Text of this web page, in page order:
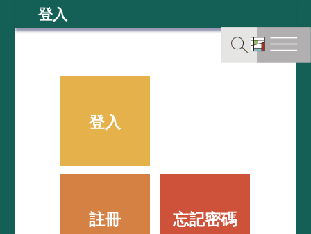
登入
登入
註冊 忘記密碼